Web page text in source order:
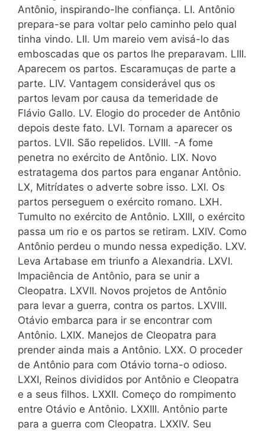
Antônio, inspirando-lhe confiança. LI. Antônio
prepara-se para voltar pelo caminho pelo qual
tinha vindo. LII. Um mareio vem avisá-lo das
emboscadas que os partos lhe preparavam. LIII.
Aparecem os partos. Escaramuças de parte a
parte. LIV. Vantagem considerável qus os
partos levam por causa da temeridade de
Flávio Gallo. LV. Elogio do proceder de Antônio
depois deste fato. LVI. Tornam a aparecer os
partos. LVII. São repelidos. LVIII. -A fome
penetra no exército de Antônio. LIX. Novo
estratagema dos partos para enganar Antônio.
LX, Mitrídates o adverte sobre isso. LXI. Os
partos perseguem o exército romano. LXH.
Tumulto no exército de Antônio. LXIII, o exército
passa um rio e os partos se retiram. LXIV. Como
Antônio perdeu o mundo nessa expedição. LXV.
Leva Artabase em triunfo a Alexandria. LXVI.
Impaciência de Antônio, para se unir a
Cleopatra. LXVII. Novos projetos de Antônio
para levar a guerra, contra os partos. LXVIII.
Otávio embarca para ir se encontrar com
Antônio. LXIX. Manejos de Cleopatra para
prender ainda mais a Antônio. LXX. O proceder
de Antônio para com Otávio torna-o odioso.
LXXI, Reinos divididos por Antônio e Cleopatra
e a seus filhos. LXXII. Começo do rompimento
entre Otávio e Antônio. LXXIII. Antônio parte
para a guerra com Cleopatra. LXXIV. Seu